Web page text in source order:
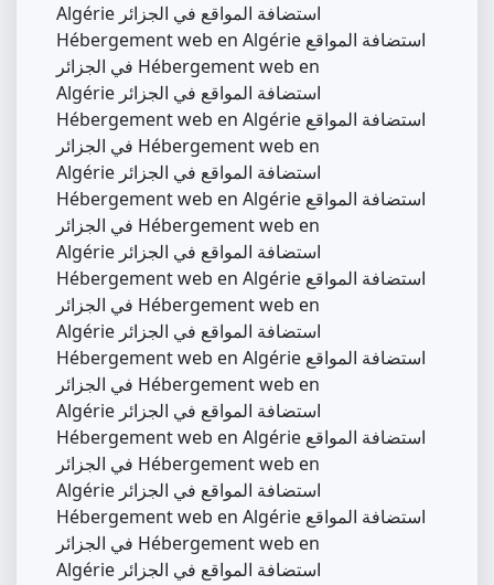
Algérie استضافة المواقع في الجزائر
Hébergement web en Algérie استضافة المواقع
في الجزائر Hébergement web en
Algérie استضافة المواقع في الجزائر
Hébergement web en Algérie استضافة المواقع
في الجزائر Hébergement web en
Algérie استضافة المواقع في الجزائر
Hébergement web en Algérie استضافة المواقع
في الجزائر Hébergement web en
Algérie استضافة المواقع في الجزائر
Hébergement web en Algérie استضافة المواقع
في الجزائر Hébergement web en
Algérie استضافة المواقع في الجزائر
Hébergement web en Algérie استضافة المواقع
في الجزائر Hébergement web en
Algérie استضافة المواقع في الجزائر
Hébergement web en Algérie استضافة المواقع
في الجزائر Hébergement web en
Algérie استضافة المواقع في الجزائر
Hébergement web en Algérie استضافة المواقع
في الجزائر Hébergement web en
Algérie استضافة المواقع في الجزائر